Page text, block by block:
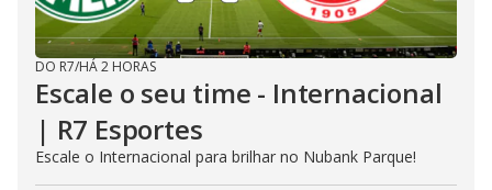
DO R7/HÁ 2 HORAS
Escale o seu time - Internacional
| R7 Esportes
Escale o Internacional para brilhar no Nubank Parque!